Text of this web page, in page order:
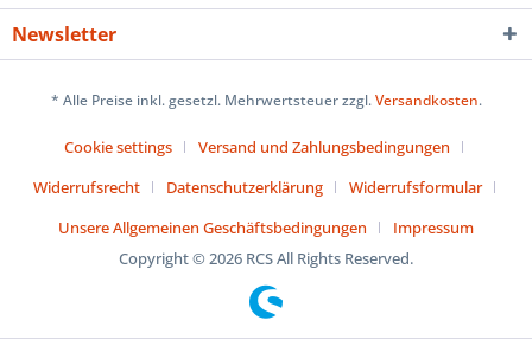
Newsletter
* Alle Preise inkl. gesetzl. Mehrwertsteuer zzgl.Versandkosten.
Cookie settings
Versand und Zahlungsbedingungen
Widerrufsrecht
Datenschutzerklärung
Widerrufsformular
Unsere Allgemeinen Geschäftsbedingungen
Impressum
Copyright © 2026 RCS All Rights Reserved.